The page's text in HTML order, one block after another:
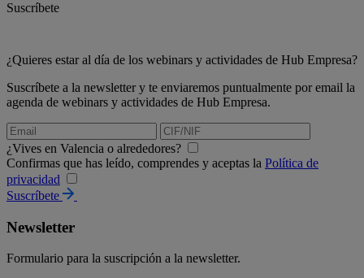
Suscríbete
¿Quieres estar al día de los webinars y actividades de Hub Empresa?
Suscríbete a la newsletter y te enviaremos puntualmente por email la
agenda de webinars y actividades de Hub Empresa.
¿Vives en Valencia o alrededores?
Confirmas que has leído, comprendes y aceptas la Política de
privacidad
Suscríbete
Newsletter
Formulario para la suscripción a la newsletter.